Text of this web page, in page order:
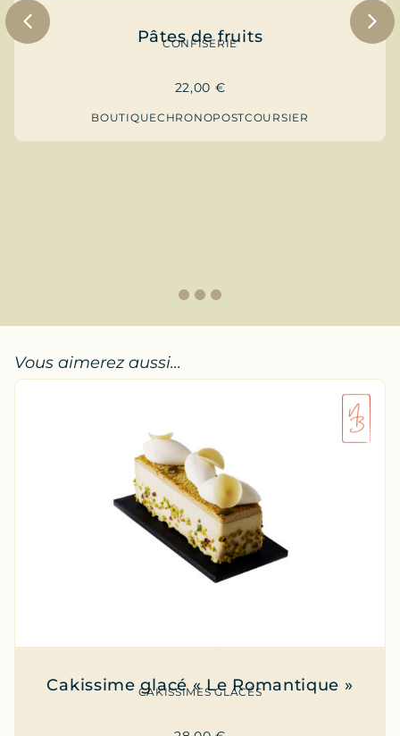
Pâtes de fruits
CONFISERIE
22,00 €
BOUTIQUECHRONOPOSTCOURSIER
Vous aimerez aussi...
Cakissime glacé « Le Romantique »
CAKISSIMES GLACÉS